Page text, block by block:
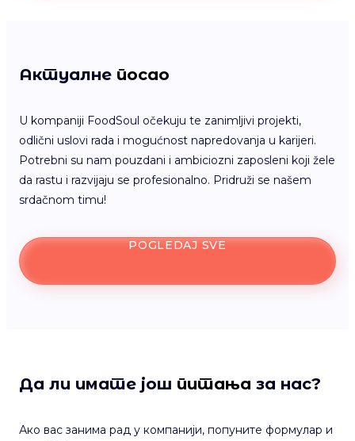
Актуалне посао
U kompaniji FoodSoul očekuju te zanimljivi projekti,
odlični uslovi rada i mogućnost napredovanja u karijeri.
Potrebni su nam pouzdani i ambiciozni zaposleni koji žele
da rastu i razvijaju se profesionalno. Pridruži se našem
srdačnom timu!
POGLEDAJ SVE
Да ли имате још питања за нас?
Ако вас занима рад у компанији, попуните формулар и